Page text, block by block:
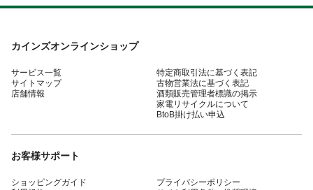
カインズオンラインショップ
サービス一覧
サイトマップ
店舗情報
特定商取引法に基づく表記
古物営業法に基づく表記
酒類販売管理者標識の掲示
家電リサイクルについて
BtoB掛け払い申込
お客様サポート
ショッピングガイド
プライバシーポリシー